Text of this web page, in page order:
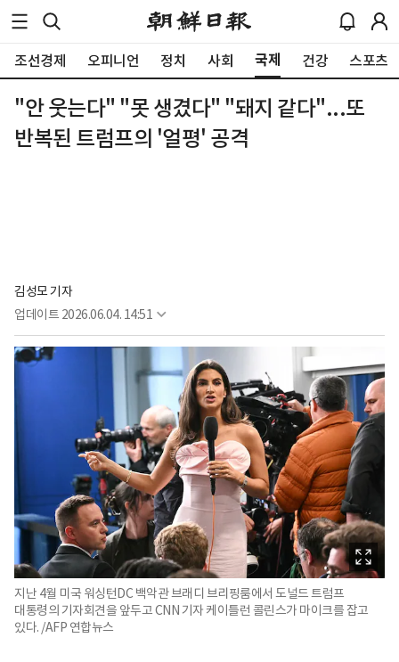
조선경제 오피니언 정치 사회 국제 건강 스포츠
"안 웃는다" "못 생겼다" "돼지 같다"...또
반복된 트럼프의 '얼평' 공격
김성모 기자
업데이트 2026.06.04. 14:51
지난 4월 미국 워싱턴DC 백악관 브래디 브리핑룸에서 도널드 트럼프
대통령의 기자회견을 앞두고 CNN 기자 케이틀런 콜린스가 마이크를 잡고
있다. /AFP 연합뉴스